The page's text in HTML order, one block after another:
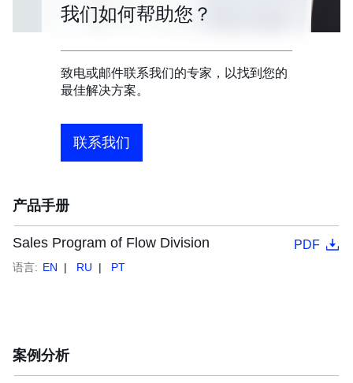
我们如何帮助您？
致电或邮件联系我们的专家，以找到您的
最佳解决方案。
联系我们
产品手册
Sales Program of Flow Division PDF
语言: EN RU PT
案例分析